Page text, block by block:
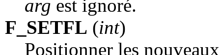
arg est ignoré.
F_SETFL (int)
Positionner les